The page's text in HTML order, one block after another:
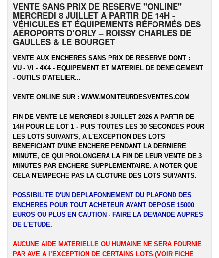
VENTE SANS PRIX DE RESERVE "ONLINE"
MERCREDI 8 JUILLET A PARTIR DE 14H -
VÉHICULES ET ÉQUIPEMENTS RÉFORMÉS DES
AÉROPORTS D’ORLY – ROISSY CHARLES DE
GAULLES & LE BOURGET
VENTE AUX ENCHERES SANS PRIX DE RESERVE DONT :
VU - VI - 4X4 - EQUIPEMENT ET MATERIEL DE DENEIGEMENT
- OUTILS D'ATELIER...
VENTE ONLINE SUR : WWW.MONITEURDESVENTES.COM
FIN DE VENTE LE MERCREDI 8 JUILLET 2026 A PARTIR DE
14H POUR LE LOT 1 - PUIS TOUTES LES 30 SECONDES POUR
LES LOTS SUIVANTS, A L'EXCEPTION DES LOTS
BENEFICIANT D'UNE ENCHERE PENDANT LA DERNIERE
MINUTE, CE QUI PROLONGERA LA FIN DE LEUR VENTE DE 3
MINUTES PAR ENCHERE SUPPLEMENTAIRE. A NOTER QUE
CELA N'EMPECHE PAS LA CLOTURE DES LOTS SUIVANTS.
POSSIBILITE D'UN DEPLAFONNEMENT DU PLAFOND DES
ENCHERES POUR TOUT ACHETEUR AYANT DEPOSE 15000
EUROS OU PLUS EN CAUTION - FAIRE LA DEMANDE AUPRES
DE L'ETUDE.
AUCUNE AIDE MATERIELLE OU HUMAINE NE SERA FOURNIE
PAR AVE A l’EXCEPTION DE CERTAINS LOTS (VOIR FICHE